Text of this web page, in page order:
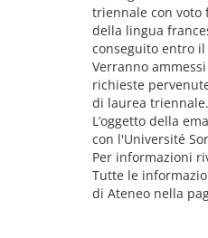
triennale con voto
della lingua
conseguito entro il
Verranno
richieste
di laurea triennale.
L’oggetto della
con l'Université
Per informazioni
Tutte le
di Ateneo nella